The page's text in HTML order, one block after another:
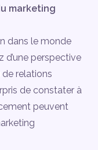
marketing
dans le monde
d’une perspective
relations
de constater à
peuvent